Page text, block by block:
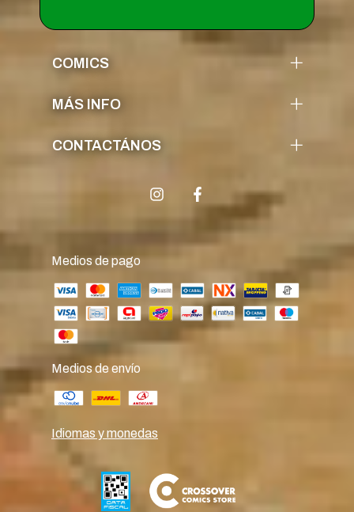
COMICS
MÁS INFO
CONTACTÁNOS
Medios de pago
Medios de envío
Idiomas y monedas